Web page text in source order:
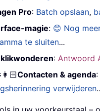
Pro: Batch opslaan,
magie: 😊 Nog
te sluiten...
:Antwoord
Contacten & agenda:
verwijderen